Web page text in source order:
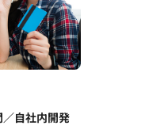
自社内開発